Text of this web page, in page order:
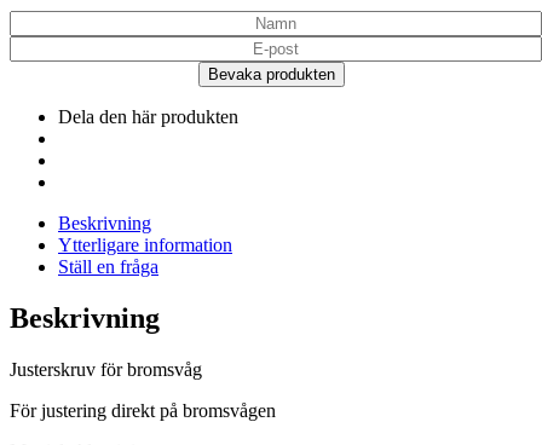
Bevaka produkten
Dela den här produkten
Beskrivning
Ytterligare information
Ställ en fråga
Beskrivning
Justerskruv för bromsvåg
För justering direkt på bromsvågen